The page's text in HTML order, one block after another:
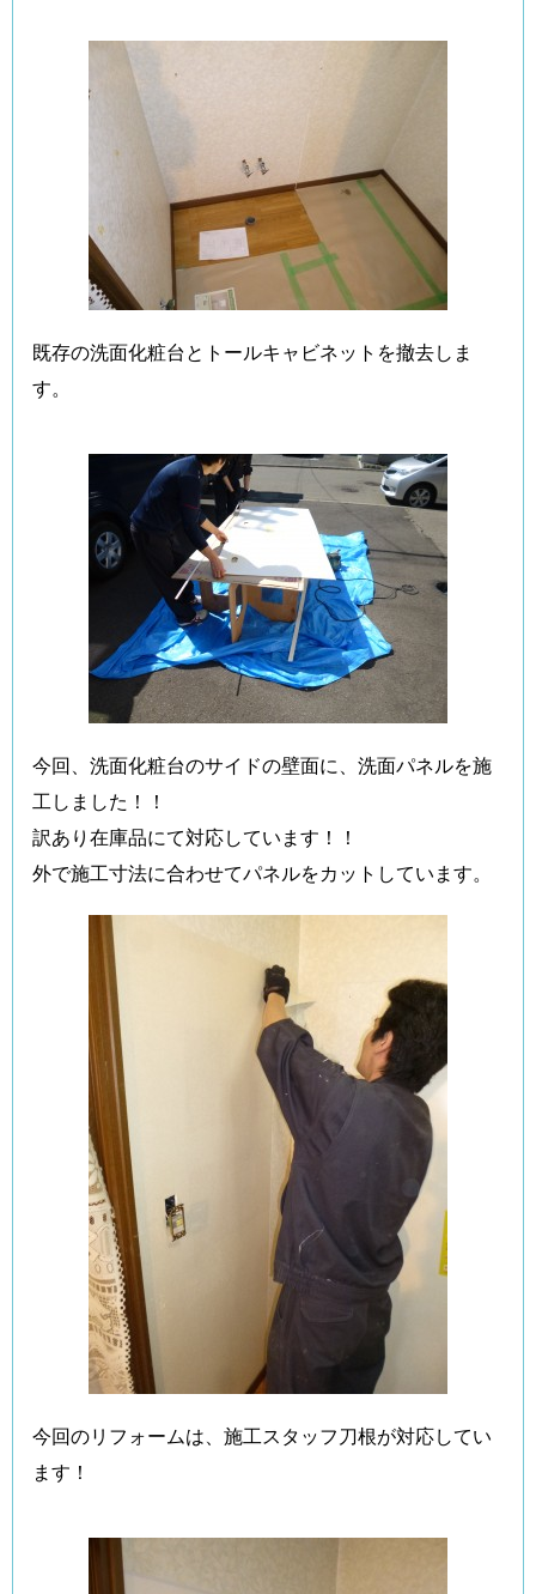
既存の洗面化粧台とトールキャビネットを撤去しま
す。
今回、洗面化粧台のサイドの壁面に、洗面パネルを施
工しました！！
訳あり在庫品にて対応しています！！
外で施工寸法に合わせてパネルをカットしています。
今回のリフォームは、施工スタッフ刀根が対応してい
ます！